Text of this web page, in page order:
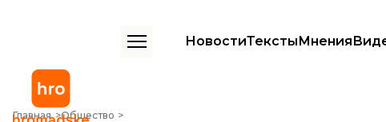
НовостиТекстыМнения
Главная Общество
россия рассматривает возможность нападения на северные регионы